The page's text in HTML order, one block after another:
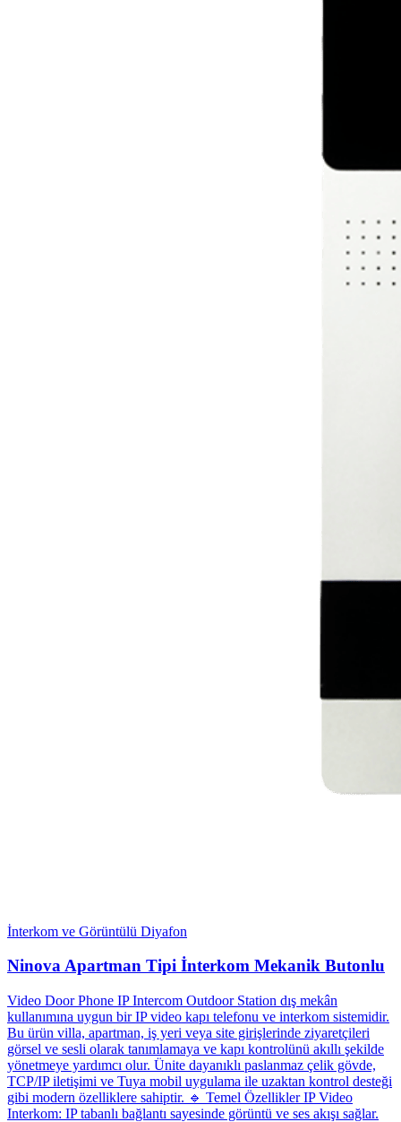
İnterkom ve Görüntülü Diyafon
Ninova Apartman Tipi İnterkom Mekanik Butonlu
Video Door Phone IP Intercom Outdoor Station dış mekân
kullanımına uygun bir IP video kapı telefonu ve interkom sistemidir.
Bu ürün villa, apartman, iş yeri veya site girişlerinde ziyaretçileri
görsel ve sesli olarak tanımlamaya ve kapı kontrolünü akıllı şekilde
yönetmeye yardımcı olur. Ünite dayanıklı paslanmaz çelik gövde,
TCP/IP iletişimi ve Tuya mobil uygulama ile uzaktan kontrol desteği
gibi modern özelliklere sahiptir. 🔹 Temel Özellikler IP Video
Interkom: IP tabanlı bağlantı sayesinde görüntü ve ses akışı sağlar.